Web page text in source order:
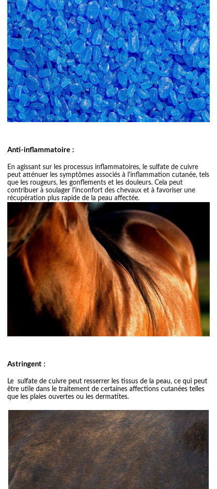
Anti-inﬂammatoire :
En agissant sur les processus inflammatoires, le sulfate de cuivre
peut atténuer les symptômes associés à l'inflammation cutanée, tels
que les rougeurs, les gonflements et les douleurs. Cela peut
contribuer à soulager l'inconfort des chevaux et à favoriser une
récupération plus rapide de la peau affectée.
Astringent :
Le sulfate de cuivre peut resserrer les tissus de la peau, ce qui peut
être utile dans le traitement de certaines aﬀections cutanées telles
que les plaies ouvertes ou les dermatites.